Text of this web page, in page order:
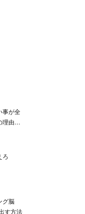
事が全
理由…
ろ
グ脳
す方法